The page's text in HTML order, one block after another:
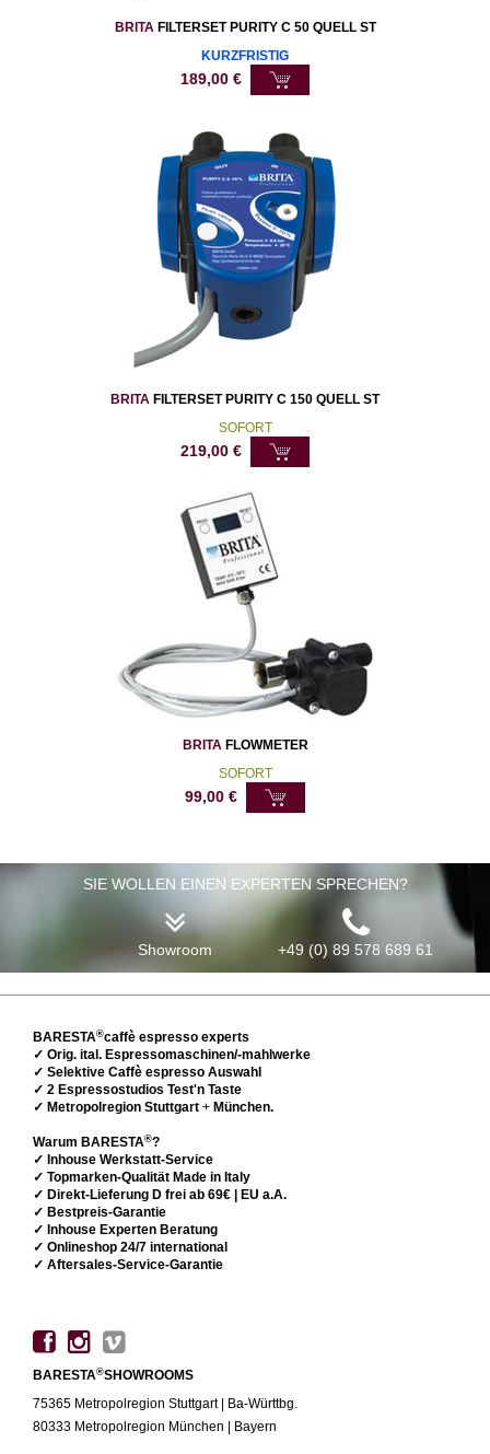
BRITAFILTERSET PURITY C 50 QUELL ST
KURZFRISTIG
189,00 €
BRITA FILTERSET PURITY C 150 QUELL ST
SOFORT
219,00 €
BRITAFLOWMETER
SOFORT
99,00 €
SIE WOLLEN EINEN EXPERTEN SPRECHEN?
Showroom +49 (0) 89 578 689 61
BARESTA®caffè espresso experts
✓ Orig. ital. Espressomaschinen/-mahlwerke
✓ Selektive Caffè espresso Auswahl
✓ 2 Espressostudios Test'n Taste
✓ Metropolregion Stuttgart + München.
Warum BARESTA®?
✓ Inhouse Werkstatt-Service
✓ Topmarken-Qualität Made in Italy
✓ Direkt-Lieferung D frei ab 69€ | EU a.A.
✓ Bestpreis-Garantie
✓ Inhouse Experten Beratung
✓ Onlineshop 24/7 international
✓ Aftersales-Service-Garantie
BARESTA®SHOWROOMS
75365 Metropolregion Stuttgart | Ba-Württbg.
80333 Metropolregion München | Bayern